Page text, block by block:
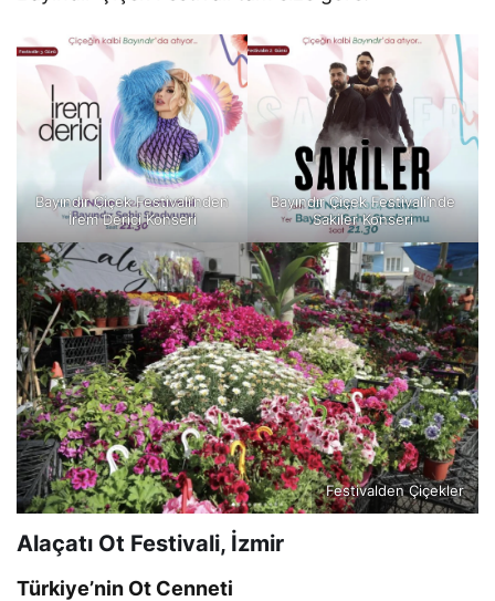
Bayındır Çiçek Festivali’nden
İrem Derici Konseri
Bayındır Çiçek Festivali’nde
Sakiler Konseri
Festivalden Çiçekler
Alaçatı Ot Festivali, İzmir
Türkiye’nin Ot Cenneti